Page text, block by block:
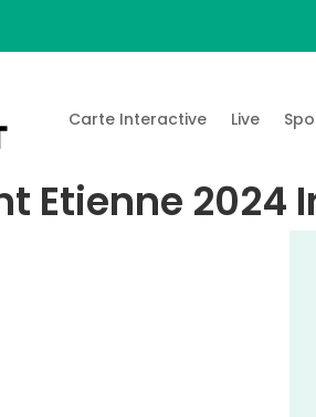
Carte Interactive Live
Etienne 2024